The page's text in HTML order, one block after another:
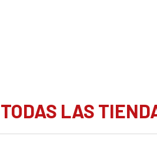
TODAS LAS